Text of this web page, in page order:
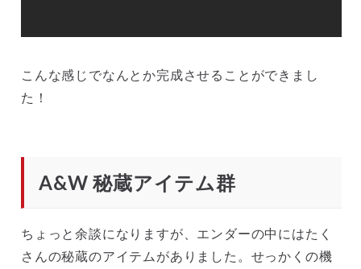
こんな感じでなんとか完成させることができまし
た！
A&W 秘蔵アイテム群
ちょっと余談になりますが、エンダーの中にはたく
さんの秘蔵のアイテムがありました。せっかくの機